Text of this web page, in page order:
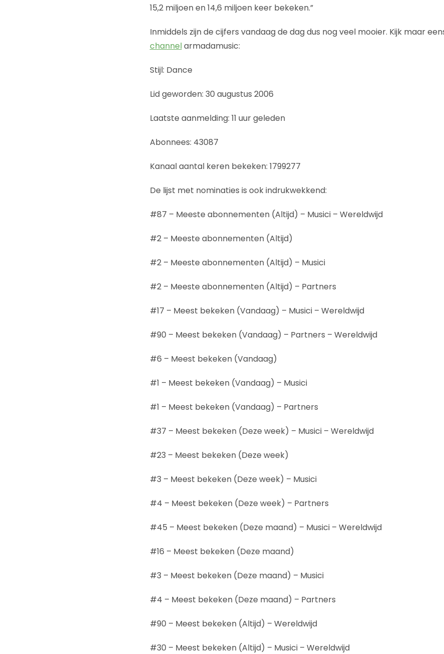
15,2 miljoen en 14,6 miljoen keer bekeken.”
Inmiddels zijn de cijfers vandaag de dag dus nog veel mooier. Kijk maar
channelarmadamusic:
Stijl: Dance
Lid geworden: 30 augustus 2006
Laatste aanmelding: 11 uur geleden
Abonnees: 43087
Kanaal aantal keren bekeken: 1799277
De lijst met nominaties is ook indrukwekkend:
#87 – Meeste abonnementen (Altijd) – Musici – Wereldwijd
#2 – Meeste abonnementen (Altijd)
#2 – Meeste abonnementen (Altijd) – Musici
#2 – Meeste abonnementen (Altijd) – Partners
#17 – Meest bekeken (Vandaag) – Musici – Wereldwijd
#90 – Meest bekeken (Vandaag) – Partners – Wereldwijd
#6 – Meest bekeken (Vandaag)
#1 – Meest bekeken (Vandaag) – Musici
#1 – Meest bekeken (Vandaag) – Partners
#37 – Meest bekeken (Deze week) – Musici – Wereldwijd
#23 – Meest bekeken (Deze week)
#3 – Meest bekeken (Deze week) – Musici
#4 – Meest bekeken (Deze week) – Partners
#45 – Meest bekeken (Deze maand) – Musici – Wereldwijd
#16 – Meest bekeken (Deze maand)
#3 – Meest bekeken (Deze maand) – Musici
#4 – Meest bekeken (Deze maand) – Partners
#90 – Meest bekeken (Altijd) – Wereldwijd
#30 – Meest bekeken (Altijd) – Musici – Wereldwijd